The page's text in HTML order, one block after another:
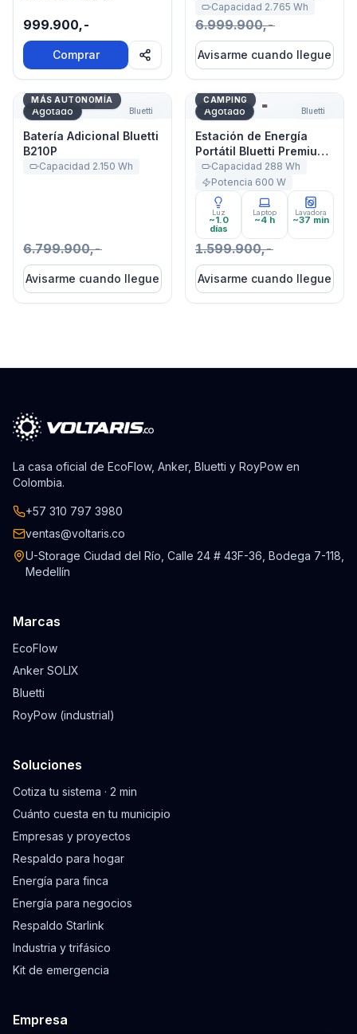
999.900,-
Comprar
Capacidad 2.765 Wh
6.999.900,-
Avisarme cuando llegue
Batería Adicional Bluetti B210P
Agotado Bluetti
MÁS AUTONOMÍA
Batería Adicional Bluetti
B210P
Capacidad 2.150 Wh
6.799.900,-
Avisarme cuando llegue
Estación de Energía
Agotado Bluetti
CAMPING
Estación de Energía
Portátil Bluetti Premium
30 V2 600W 320Wh
Capacidad 288 Wh
Potencia 600 W
Luz
~1.0
días
Laptop
~4 h
Lavadora
~37 min
1.599.900,-
Avisarme cuando llegue
La casa oficial de EcoFlow, Anker, Bluetti y RoyPow en
Colombia.
+57 310 797 3980
ventas@voltaris.co
U-Storage Ciudad del Río, Calle 24 # 43F-36, Bodega 7-118,
Medellín
Marcas
EcoFlow
Anker SOLIX
Bluetti
RoyPow (industrial)
Soluciones
Cotiza tu sistema · 2 min
Cuánto cuesta en tu municipio
Empresas y proyectos
Respaldo para hogar
Energía para finca
Energía para negocios
Respaldo Starlink
Industria y trifásico
Kit de emergencia
Empresa